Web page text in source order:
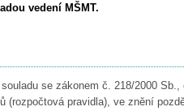
vedení MŠMT.
se zákonem č. 218/2000
(rozpočtová pravidla), ve znění